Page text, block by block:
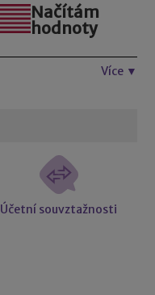
Načítám
hodnoty
Více ▼
Účetní souvztažnosti